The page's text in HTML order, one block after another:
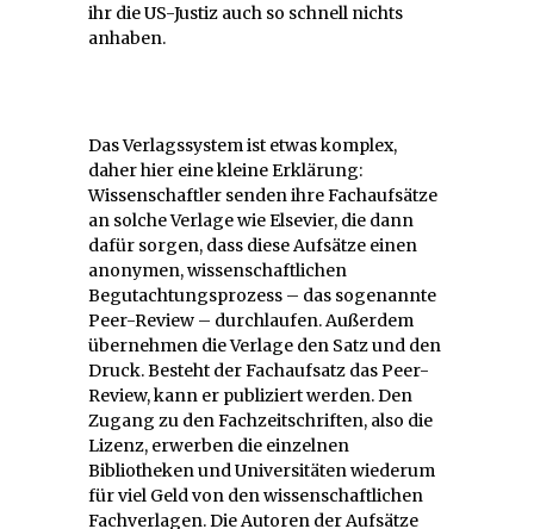
ihr die US-Justiz auch so schnell nichts
anhaben.
Das Verlagssystem ist etwas komplex,
daher hier eine kleine Erklärung:
Wissenschaftler senden ihre Fachaufsätze
an solche Verlage wie Elsevier, die dann
dafür sorgen, dass diese Aufsätze einen
anonymen, wissenschaftlichen
Begutachtungsprozess – das sogenannte
Peer-Review – durchlaufen. Außerdem
übernehmen die Verlage den Satz und den
Druck. Besteht der Fachaufsatz das Peer-
Review, kann er publiziert werden. Den
Zugang zu den Fachzeitschriften, also die
Lizenz, erwerben die einzelnen
Bibliotheken und Universitäten wiederum
für viel Geld von den wissenschaftlichen
Fachverlagen. Die Autoren der Aufsätze